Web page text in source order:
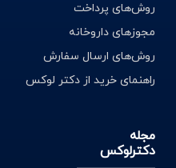
روش‌های پرداخت
مجوزهای داروخانه
روش‌های ارسال سفارش
راهنمای خرید از دکتر لوکس
مجله
دکترلوکس